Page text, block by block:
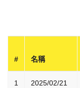
# 名稱
1
2025/02/21